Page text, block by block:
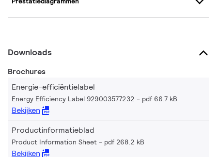
Downloads
Brochures
Energie-efficiëntielabel
Energy Efficiency Label 929003577232 pdf 66.7 kB
Bekijken
Productinformatieblad
Product Information Sheet pdf 268.2 kB
Bekijken